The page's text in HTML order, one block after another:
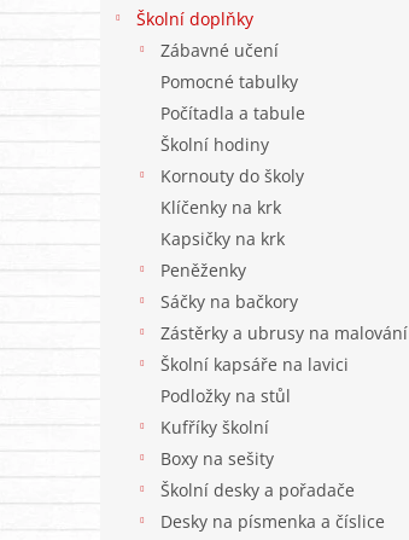
Školní doplňky
Zábavné učení
Pomocné tabulky
Počítadla a tabule
Školní hodiny
Kornouty do školy
Klíčenky na krk
Kapsičky na krk
Peněženky
Sáčky na bačkory
Zástěrky a ubrusy na malování
Školní kapsáře na lavici
Podložky na stůl
Kufříky školní
Boxy na sešity
Školní desky a pořadače
Desky na písmenka a číslice